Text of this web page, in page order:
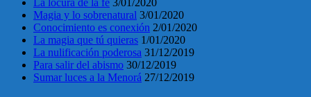
La locura de la fe 3/01/2020
Magia y lo sobrenatural 3/01/2020
Conocimiento es conexión 2/01/2020
La magia que tú quieras 1/01/2020
La nulificación poderosa 31/12/2019
Para salir del abismo 30/12/2019
Sumar luces a la Menorá 27/12/2019